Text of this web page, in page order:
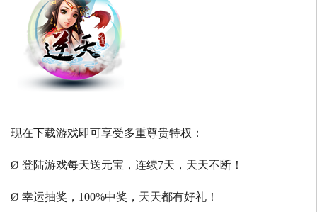
现在下载游戏即可享受多重尊贵特权：
Ø 登陆游戏每天送元宝，连续7天，天天不断！
Ø 幸运抽奖，100%中奖，天天都有好礼！